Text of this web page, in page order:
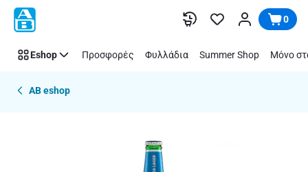
Παράλειψη 0
Eshop Προσφορές Φυλλάδια Summer Shop Μόνο
AB eshop